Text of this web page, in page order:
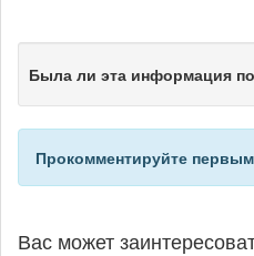
Была ли эта информация
Прокомментируйте
Вас может